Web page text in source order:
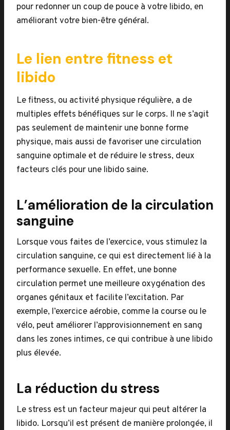
pour redonner un coup de pouce à votre libido, en
améliorant votre bien-être général.
Le lien entre fitness et
libido
Le fitness, ou activité physique régulière, a de
multiples effets bénéfiques sur le corps. Il ne s’agit
pas seulement de maintenir une bonne forme
physique, mais aussi de favoriser une circulation
sanguine optimale et de réduire le stress, deux
facteurs clés pour une libido saine.
L’amélioration de la circulation
sanguine
Lorsque vous faites de l’exercice, vous stimulez la
circulation sanguine, ce qui est directement lié à la
performance sexuelle. En effet, une bonne
circulation permet une meilleure oxygénation des
organes génitaux et facilite l’excitation. Par
exemple, l’exercice aérobie, comme la course ou le
vélo, peut améliorer l’approvisionnement en sang
dans les zones intimes, ce qui contribue à une libido
plus élevée.
La réduction du stress
Le stress est un facteur majeur qui peut altérer la
libido. Lorsqu’il est présent de manière prolongée, il